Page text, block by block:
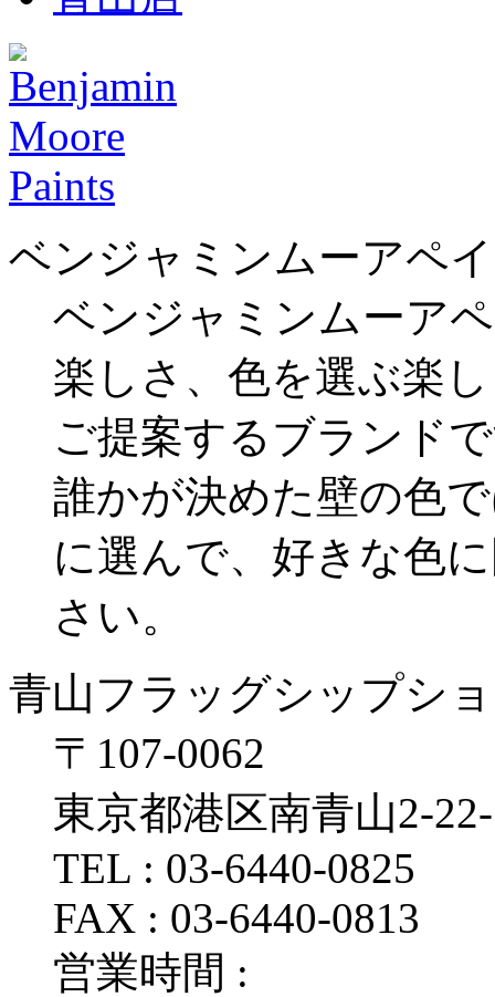
ベンジャミンムーアペ
ベンジャミンムーア
楽しさ、色を選ぶ楽
ご提案するブランド
誰かが決めた壁の色
に選んで、好きな色
さい。
青山フラッグシップシ
〒107‐0062
東京都港区南青山
TEL : 03‐6440‐0825
FAX : 03‐6440‐0813
営業時間 :